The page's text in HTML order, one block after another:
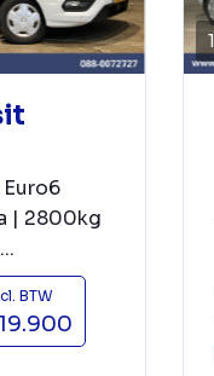
Euro6
| 2800kg
BTW
1